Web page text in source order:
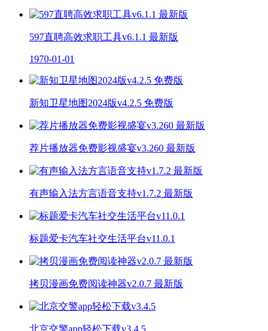
597直聘高效求职工具v6.1.1 最新版
1970-01-01
新知卫星地图2024版v4.2.5 免费版
荐片播放器免费影视盛宴v3.260 最新版
有声输入法方言语音支持v1.7.2 最新版
标题爱卡汽车社交生活平台v11.0.1
拷贝漫画免费阅读神器v2.0.7 最新版
北京交警app轻松下载v3.4.5